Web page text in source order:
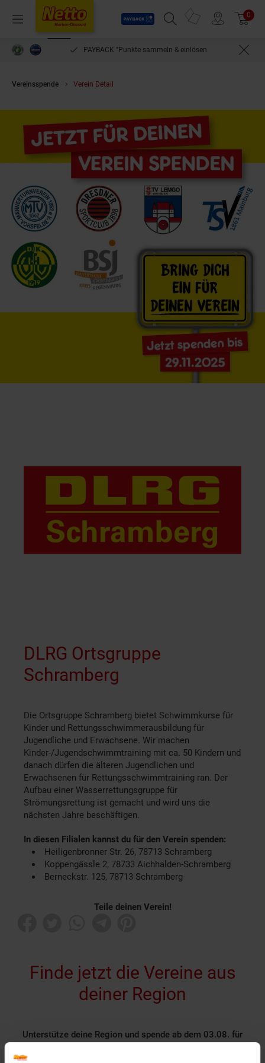
Menü
Payback
Suchfeld einblenden
Prospekte 0
PAYBACK °Punkte sammeln & einlösen
Vereinsspende Verein Detail
DLRG Ortsgruppe
Schramberg
Die Ortsgruppe Schramberg bietet Schwimmkurse für
Kinder und Rettungsschwimmerausbildung für
Jugendliche und Erwachsene. Wir machen
Kinder-/Jugendschwimmtraining mit ca. 50 Kindern und
danach dürfen die älteren Jugendlichen und
Erwachsenen für Rettungsschwimmtraining ran. Der
Aufbau einer Wasserrettungsgruppe für
Strömungsrettung ist gemacht und wird uns die
nächsten Jahre beschäftigen.
In diesen Filialen kannst du für den Verein spenden:
Heiligenbronner Str. 26, 78713 Schramberg
Koppengässle 2, 78733 Aichhalden-Schramberg
Berneckstr. 125, 78713 Schramberg
Teile deinen Verein!
Finde jetzt die Vereine aus
deiner Region
Unterstütze deine Region und spende ab dem 03.08. für